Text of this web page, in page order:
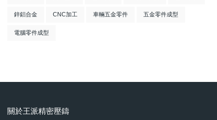
鋅鋁合金 CNC加工 車輛五金零件 五金零件成型
電腦零件成型
關於王派精密壓鑄